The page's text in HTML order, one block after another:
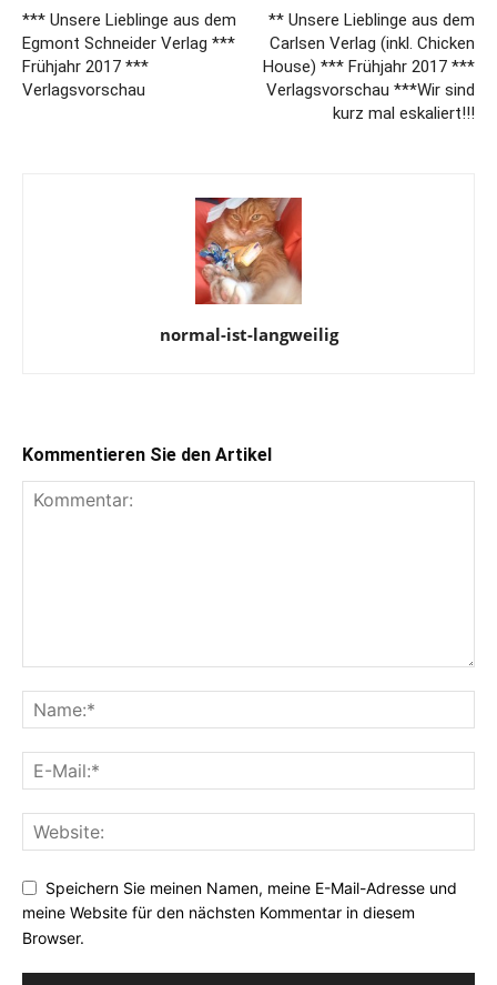
*** Unsere Lieblinge aus dem
Egmont Schneider Verlag ***
Frühjahr 2017 ***
Verlagsvorschau
** Unsere Lieblinge aus dem
Carlsen Verlag (inkl. Chicken
House) *** Frühjahr 2017 ***
Verlagsvorschau ***Wir sind
kurz mal eskaliert!!!
normal-ist-langweilig
Kommentieren Sie den Artikel
Speichern Sie meinen Namen, meine E-Mail-Adresse und
meine Website für den nächsten Kommentar in diesem
Browser.